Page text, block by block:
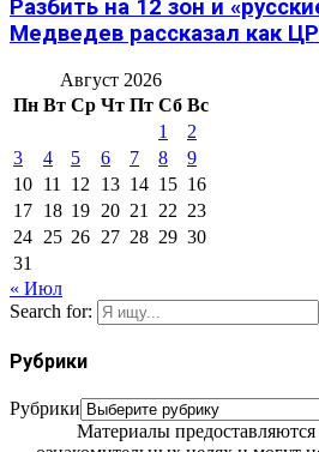
Разбить на 12 зон и
Медведев рассказал как
Август 2026
Пн Вт Ср Чт Пт Сб Вс
1
2
3
4 5 6 7 8
9
10 11 12 13 14 15 16
17 18 19 20 21 22 23
24 25 26 27 28 29 30
31
« Июл
Search for:
Рубрики
Рубрики
Материалы